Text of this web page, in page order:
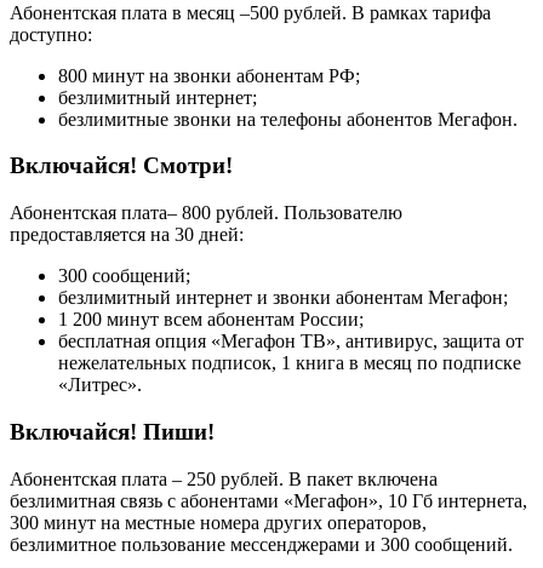
Абонентская плата в месяц –500 рублей. В рамках тарифа
доступно:
800 минут на звонки абонентам РФ;
безлимитный интернет;
безлимитные звонки на телефоны абонентов Мегафон.
Включайся! Смотри!
Абонентская плата– 800 рублей. Пользователю
предоставляется на 30 дней:
300 сообщений;
безлимитный интернет и звонки абонентам Мегафон;
1 200 минут всем абонентам России;
бесплатная опция «Мегафон ТВ», антивирус, защита от
нежелательных подписок, 1 книга в месяц по подписке
«Литрес».
Включайся! Пиши!
Абонентская плата – 250 рублей. В пакет включена
безлимитная связь с абонентами «Мегафон», 10 Гб интернета,
300 минут на местные номера других операторов,
безлимитное пользование мессенджерами и 300 сообщений.